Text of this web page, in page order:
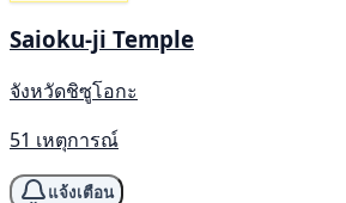
Saioku-ji Temple
จังหวัดชิซูโอกะ
51 เหตุการณ์
แจ้งเตือน